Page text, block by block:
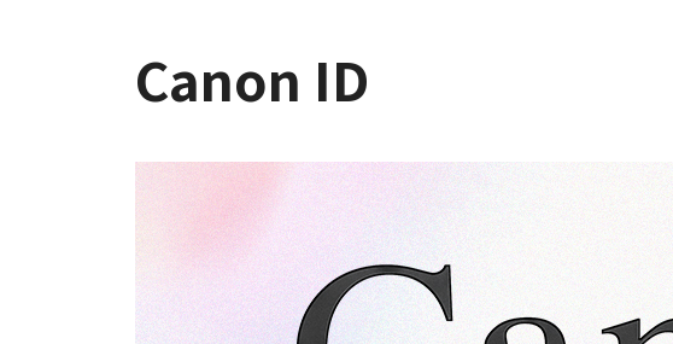
Canon ID